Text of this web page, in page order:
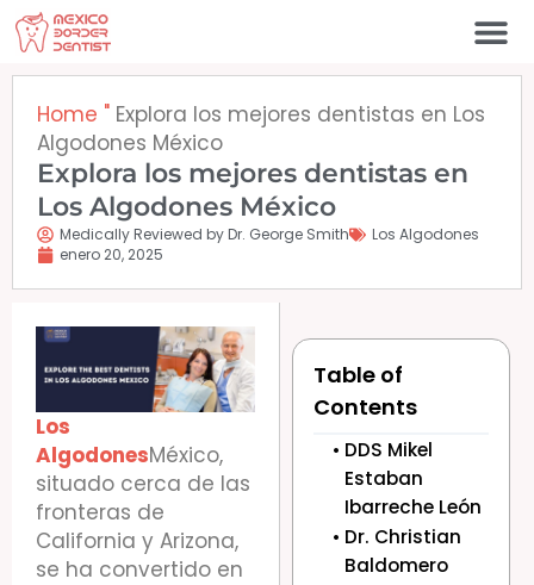
al
contenido
Home " Explora los mejores dentistas en Los
Algodones México
Explora los mejores dentistas en
Los Algodones México
Medically Reviewed by Dr. George Smith
Los Algodones
enero 20, 2025
Los
AlgodonesMéxico,
situado cerca de las
fronteras de
California y Arizona,
se ha convertido en
Table of
Contents
DDS Mikel
Estaban
Ibarreche León
Dr. Christian
Baldomero